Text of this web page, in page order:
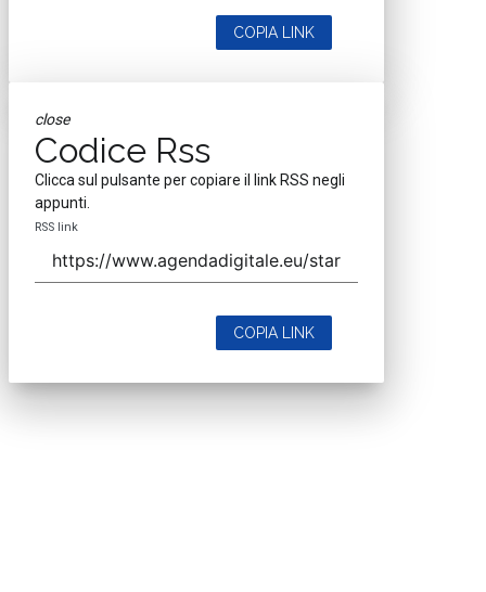
COPIA LINK
close
Codice Rss
Clicca sul pulsante per copiare il link RSS negli
appunti.
RSS link
COPIA LINK